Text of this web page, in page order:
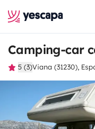
Camping-car
5 (3)Viana (31230),